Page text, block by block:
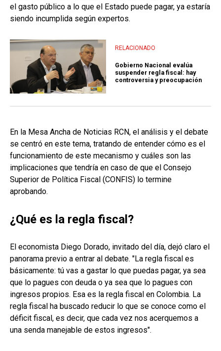
el gasto público a lo que el Estado puede pagar, ya estaría
siendo incumplida según expertos.
RELACIONADO
Gobierno Nacional evalúa
suspender regla fiscal: hay
controversia y preocupación
En la Mesa Ancha de Noticias RCN, el análisis y el debate
se centró en este tema, tratando de entender cómo es el
funcionamiento de este mecanismo y cuáles son las
implicaciones que tendría en caso de que el Consejo
Superior de Política Fiscal (CONFIS) lo termine
aprobando.
¿Qué es la regla fiscal?
El economista Diego Dorado, invitado del día, dejó claro el
panorama previo a entrar al debate. "La regla fiscal es
básicamente: tú vas a gastar lo que puedas pagar, ya sea
que lo pagues con deuda o ya sea que lo pagues con
ingresos propios. Esa es la regla fiscal en Colombia. La
regla fiscal ha buscado reducir lo que se conoce como el
déficit fiscal, es decir, que cada vez nos acerquemos a
una senda manejable de estos ingresos".